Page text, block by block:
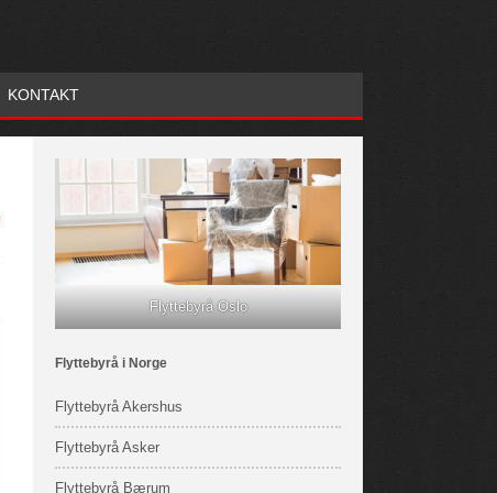
KONTAKT
Flyttebyrå Oslo
Flyttebyrå i Norge
Flyttebyrå Akershus
Flyttebyrå Asker
Flyttebyrå Bærum